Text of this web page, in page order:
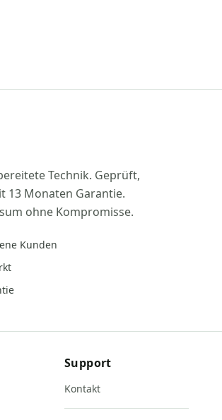
Technik. Geprüft,
13 Monaten Garantie.
ohne Kompromisse.
Kunden
Support
Kontakt